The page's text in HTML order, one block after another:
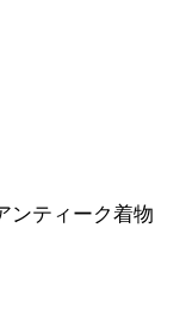
ンティーク着物